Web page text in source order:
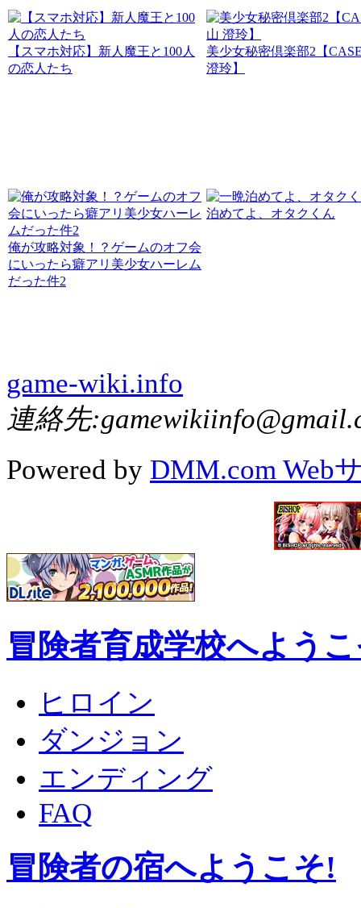
【スマホ対応】新人魔王と100人
の恋人たち
美少女秘密倶楽部2【
澄玲】
俺が攻略対象！？ゲームのオフ会
にいったら癖アリ美少女ハーレム
だった件2
泊めてよ、オタクくん
game-wiki.info
連絡先
Powered by DMM.com Web
冒険者育成学校へよう
ヒロイン
ダンジョン
エンディング
FAQ
冒険者の宿へようこそ!